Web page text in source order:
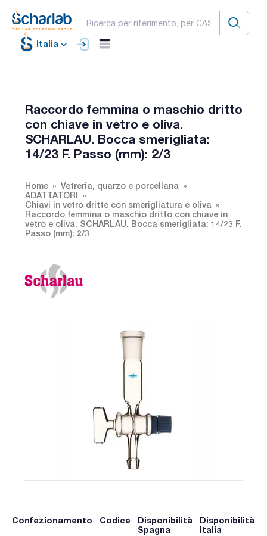
Italia
Raccordo femmina o maschio dritto
con chiave in vetro e oliva.
SCHARLAU. Bocca smerigliata:
14/23 F. Passo (mm): 2/3
Home
Vetreria, quarzo e porcellana
ADATTATORI
Chiavi in vetro dritte con smerigliatura e oliva
Raccordo femmina o maschio dritto con chiave in
vetro e oliva. SCHARLAU. Bocca smerigliata: 14/23 F.
Passo (mm): 2/3
Confezionamento Codice
Disponibilità
Spagna
Disponibilità
Italia